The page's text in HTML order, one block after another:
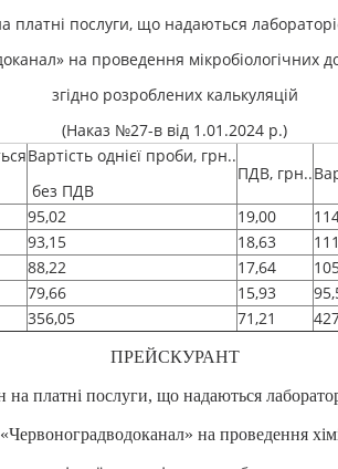
платні послуги, що надаються
на проведення мікробіологічних
згідно розроблених калькуляцій
(Наказ №27-в від 1.01.2024 р.)
Вартість однієї проби, грн..
без ПДВ
ПДВ, грн..
95,02 19,00
93,15 18,63
88,22 17,64
79,66 15,93
356,05 71,21
ПРЕЙСКУРАНТ
на платні послуги, що надаються
на проведення